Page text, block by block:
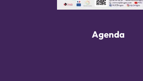
Agenda